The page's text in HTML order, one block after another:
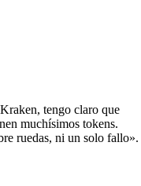
tengo claro que
muchísimos tokens.
ruedas, ni un solo fallo».